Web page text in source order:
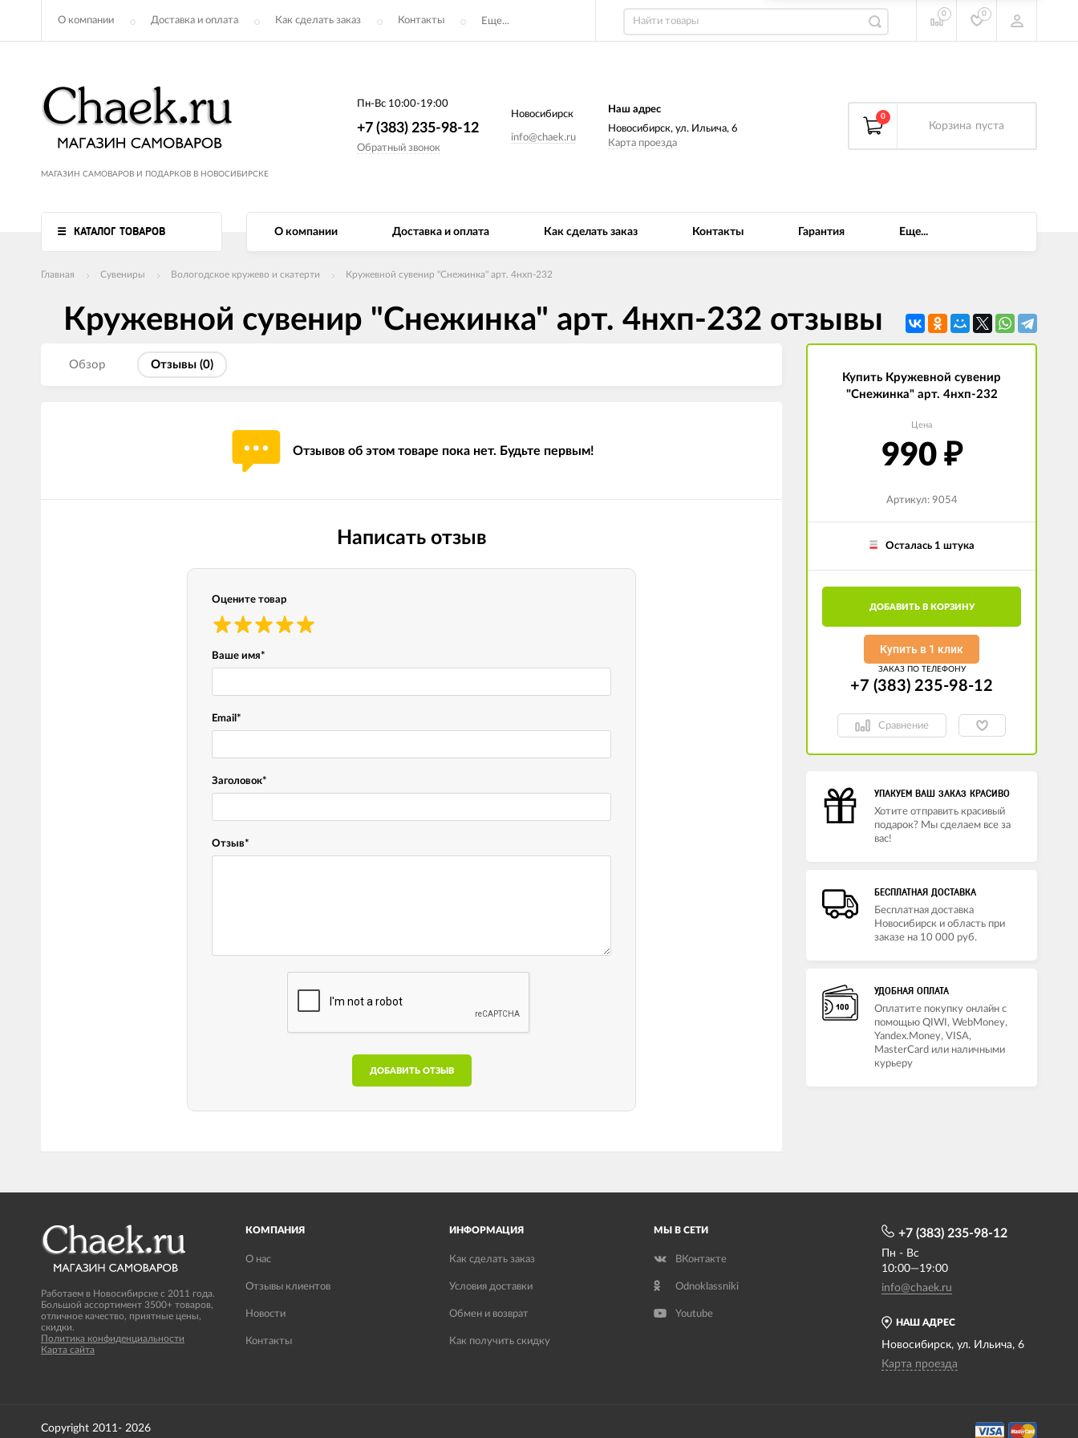
О компании Доставка и оплата Как сделать заказ Контакты Еще...
0 0
МАГАЗИН САМОВАРОВ И ПОДАРКОВ В НОВОСИБИРСКЕ
Пн-Вс 10:00-19:00
+7 (383) 235-98-12
Обратный звонок
Новосибирск
info@chaek.ru
Наш адрес
Новосибирск, ул. Ильича, 6
Карта проезда
0
Корзина пуста
КАТАЛОГ ТОВАРОВ О компании Доставка и оплата Как сделать заказ Контакты Гарантия Еще...
Главная Сувениры Вологодское кружево и скатерти Кружевной сувенир "Снежинка" арт. 4нхп-232
Кружевной сувенир "Снежинка" арт. 4нхп-232 отзывы
Обзор Отзывы (0)
Отзывов об этом товаре пока нет. Будьте первым!
Написать отзыв
Оцените товар
Ваше имя*
Email *
Заголовок*
Отзыв*
ДОБАВИТЬ ОТЗЫВ
Купить Кружевной сувенир
"Снежинка" арт. 4нхп-232
Цена
990 ₽
Артикул: 9054
Осталась 1 штука
ДОБАВИТЬ В КОРЗИНУ
Купить в 1 клик
ЗАКАЗ ПО ТЕЛЕФОНУ
+7 (383) 235-98-12
Сравнение
УПАКУЕМ ВАШ ЗАКАЗ КРАСИВО
Хотите отправить красивый
подарок? Мы сделаем все за
вас!
БЕСПЛАТНАЯ ДОСТАВКА
Бесплатная доставка
Новосибирск и область при
заказе на 10 000 руб.
УДОБНАЯ ОПЛАТА
Оплатите покупку онлайн с
помощью QIWI, WebMoney,
Yandex.Money, VISA,
MasterCard или наличными
курьеру
Работаем в Новосибирске с 2011 года.
Большой ассортимент 3500+ товаров,
отличное качество, приятные цены,
скидки.
Политика конфиденциальности
Карта сайта
КОМПАНИЯ
О нас
Отзывы клиентов
Новости
Контакты
ИНФОРМАЦИЯ
Как сделать заказ
Условия доставки
Обмен и возврат
Как получить скидку
МЫ В СЕТИ
ВКонтакте
Odnoklassniki
Youtube
НАШ АДРЕС
Новосибирск, ул. Ильича, 6
Карта проезда
+7 (383) 235-98-12
Пн - Вс
10:00—19:00
info@chaek.ru
Copyright 2011- 2026